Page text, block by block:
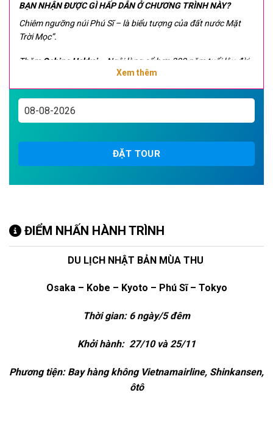
ĐIỂM NHẤN HÀNH TRÌNH
DU LỊCH NHẬT BẢN MÙA THU
Osaka – Kobe – Kyoto – Phú Sĩ – Tokyo
Thời gian: 6 ngày/5 đêm
Khởi hành: 27/10 và 25/11
Phương tiện: Bay hàng không Vietnamairline, Shinkansen,
ôtô
BẠN NHẬN ĐƯỢC GÌ HẤP DẪN Ở CHƯƠNG TRÌNH NÀY?
Chiêm ngưỡng núi Phú Sĩ – là biểu tượng của đất nước Mặt
Trời Mọc”.
Thăm Oshino Hakkai– Ngôi làng cổ hơn 300 năm tuổi lâu đời
nhất Nhật Bản còn lưu giữ phong cách làng mạc thời xa xưa,
đẹp như trong giấc mơ cổ tích.
Tặng 01 bữa thịt bò Kobe và 01 bữa lẩu truyền thống Nhật Bản
Bay thẳng cùng Vietnam Airlines với 58kg hành lý, về chiều
thỏa sức mua sắm
Lưu trú khách sạn 4* toàn hành trình
Xem thêm
ĐẶT TOUR